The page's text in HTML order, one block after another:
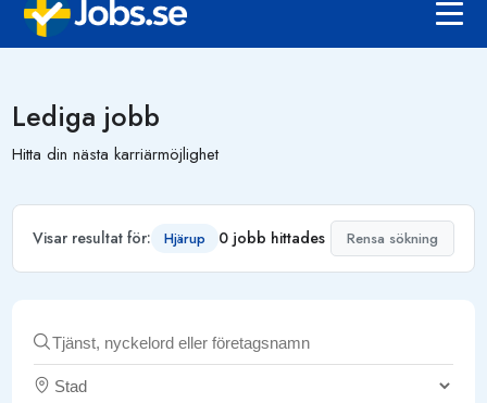
Lediga jobb
Hitta din nästa karriärmöjlighet
Visar resultat för: Hjärup 0 jobb hittades Rensa sökning